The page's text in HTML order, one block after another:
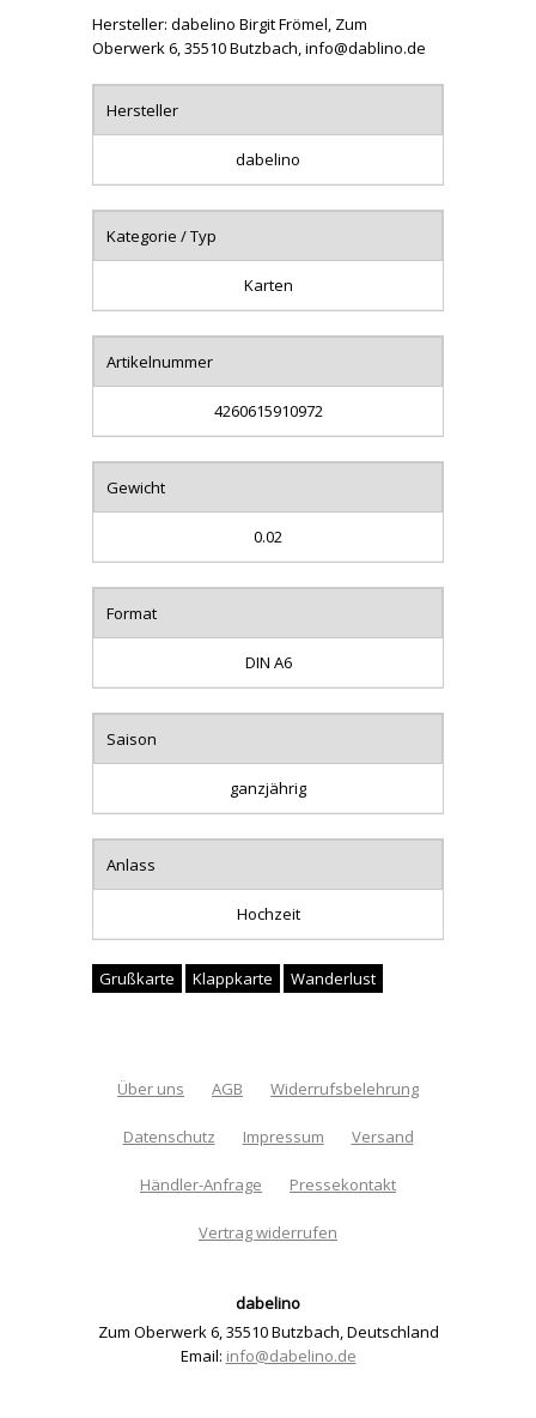
Hersteller: dabelino Birgit Frömel, Zum
Oberwerk 6, 35510 Butzbach, info@dablino.de
Hersteller
dabelino
Kategorie / Typ
Karten
Artikelnummer
4260615910972
Gewicht
0.02
Format
DIN A6
Saison
ganzjährig
Anlass
Hochzeit
Grußkarte Klappkarte Wanderlust
Über uns AGB Widerrufsbelehrung
Datenschutz Impressum Versand
Händler-Anfrage Pressekontakt
Vertrag widerrufen
dabelino
Zum Oberwerk 6,35510 Butzbach,Deutschland
Email: info@dabelino.de